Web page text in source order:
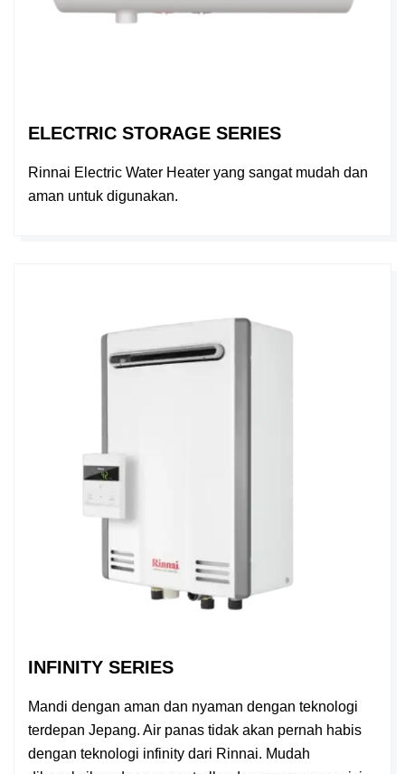
ELECTRIC STORAGE SERIES
Rinnai Electric Water Heater yang sangat mudah dan
aman untuk digunakan.
INFINITY SERIES
Mandi dengan aman dan nyaman dengan teknologi
terdepan Jepang. Air panas tidak akan pernah habis
dengan teknologi infinity dari Rinnai. Mudah